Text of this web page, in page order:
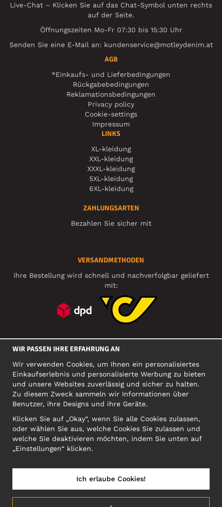
Live-Chat – Klicken Sie auf das Chat-Symbol unten rechts
auf der Seite.
Öffnungszeiten Mo-Fr 07:30 bis 15:30 Uhr
Senden Sie eine E-Mail an: kundenservice@motleydenim.at
AGB
*Einkaufs- und Lieferbedingungen
Rückgabebedingungen
Reklamationsbedingungen
Privacy policy
Cookie-settings
Impressum
LINKS
XL-kleidung
XXL-kleidung
XXXL-kleidung
5XL-kleidung
6XL-kleidung
ZAHLUNGSARTEN
Bezahlen Sie sicher mit
VERSANDMETHODEN
Ihre Bestellung wird schnell und nachverfolgbar geliefert
mit:
SOZIALE MEDIEN
FIRMA
Motley Denim Europe OÜ
Narva mnt 5, EE-10117 Tallinn
Org: 12356245, VAT: EE101578318
ACHTUNG! Produktrücksendungen nicht an diese Adresse
schicken!
WIR PASSEN IHRE ERFAHRUNG AN
Wir verwenden Cookies, um Ihnen ein personalisiertes
Einkaufserlebnis und personalisierte Werbung zu bieten
und unsere Websites zuverlässig und sicher zu halten.
Zu diesem Zweck sammeln wir Informationen über
Benutzer, ihre Designs und ihre Geräte.
Klicken Sie auf „Okay“, wenn Sie alle Cookies zulassen,
oder wählen Sie aus, welche Cookies Sie zulassen und
welche Sie deaktivieren möchten, indem Sie unten auf
„Einstellungen“ klicken.
Ich erlaube Cookies!